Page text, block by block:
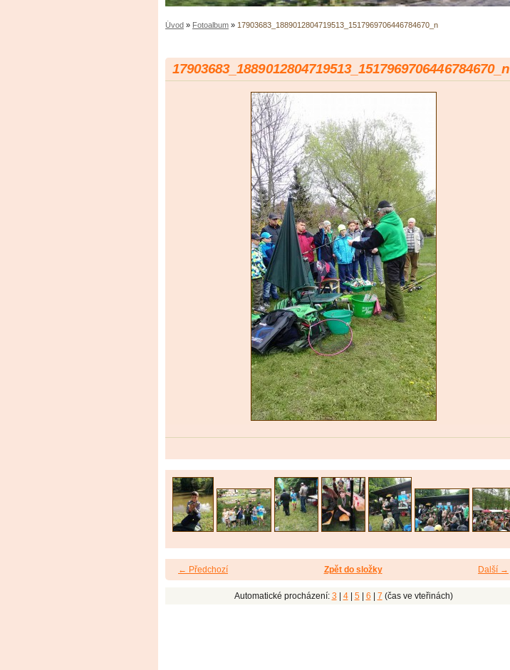
Úvod » Fotoalbum » 17903683_1889012804719513_1517969706446784670_n
17903683_1889012804719513_1517969706446784670_n
← Předchozí Další →
Zpět do složky
Automatické procházení: 3 4| 5| 6 7 (čas ve vteřinách)